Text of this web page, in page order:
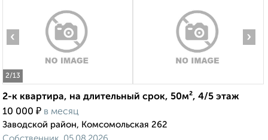
2/13
‹ ›
2-к квартира, на длительный срок, 50м², 4/5 этаж
10 000 ₽ в месяц
Заводской район, Комсомольская 262